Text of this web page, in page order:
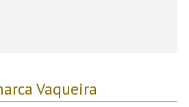
Vaqueira